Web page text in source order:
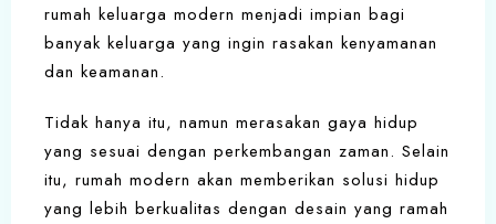
rumah keluarga modern menjadi impian bagi
banyak keluarga yang ingin rasakan kenyamanan
dan keamanan.
Tidak hanya itu, namun merasakan gaya hidup
yang sesuai dengan perkembangan zaman. Selain
itu, rumah modern akan memberikan solusi hidup
yang lebih berkualitas dengan desain yang ramah